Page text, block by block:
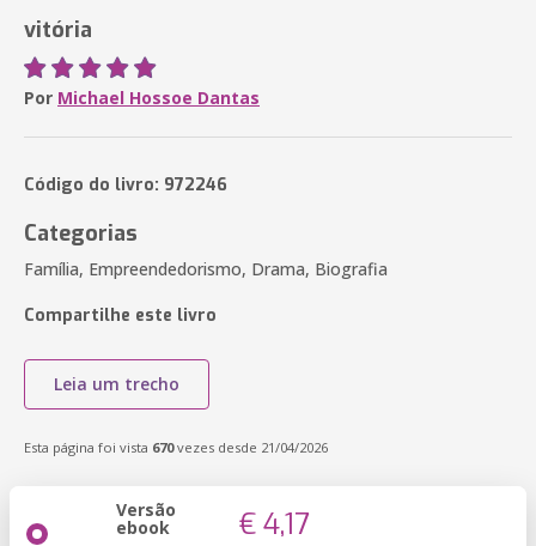
vitória
Por Michael Hossoe Dantas
Código do livro: 972246
Categorias
Família, Empreendedorismo, Drama, Biografia
Compartilhe este livro
Leia um trecho
Esta página foi vista 670vezes desde 21/04/2026
Versão
ebook € 4,17